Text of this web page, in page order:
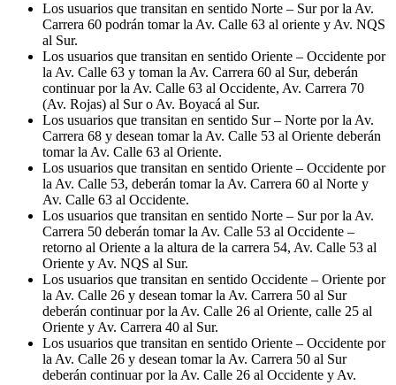
Los usuarios que transitan en sentido Norte – Sur por la Av.
Carrera 60 podrán tomar la Av. Calle 63 al oriente y Av. NQS
al Sur.
Los usuarios que transitan en sentido Oriente – Occidente por
la Av. Calle 63 y toman la Av. Carrera 60 al Sur, deberán
continuar por la Av. Calle 63 al Occidente, Av. Carrera 70
(Av. Rojas) al Sur o Av. Boyacá al Sur.
Los usuarios que transitan en sentido Sur – Norte por la Av.
Carrera 68 y desean tomar la Av. Calle 53 al Oriente deberán
tomar la Av. Calle 63 al Oriente.
Los usuarios que transitan en sentido Oriente – Occidente por
la Av. Calle 53, deberán tomar la Av. Carrera 60 al Norte y
Av. Calle 63 al Occidente.
Los usuarios que transitan en sentido Norte – Sur por la Av.
Carrera 50 deberán tomar la Av. Calle 53 al Occidente –
retorno al Oriente a la altura de la carrera 54, Av. Calle 53 al
Oriente y Av. NQS al Sur.
Los usuarios que transitan en sentido Occidente – Oriente por
la Av. Calle 26 y desean tomar la Av. Carrera 50 al Sur
deberán continuar por la Av. Calle 26 al Oriente, calle 25 al
Oriente y Av. Carrera 40 al Sur.
Los usuarios que transitan en sentido Oriente – Occidente por
la Av. Calle 26 y desean tomar la Av. Carrera 50 al Sur
deberán continuar por la Av. Calle 26 al Occidente y Av.